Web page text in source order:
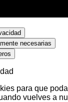
necesarias
para que
vuelves a